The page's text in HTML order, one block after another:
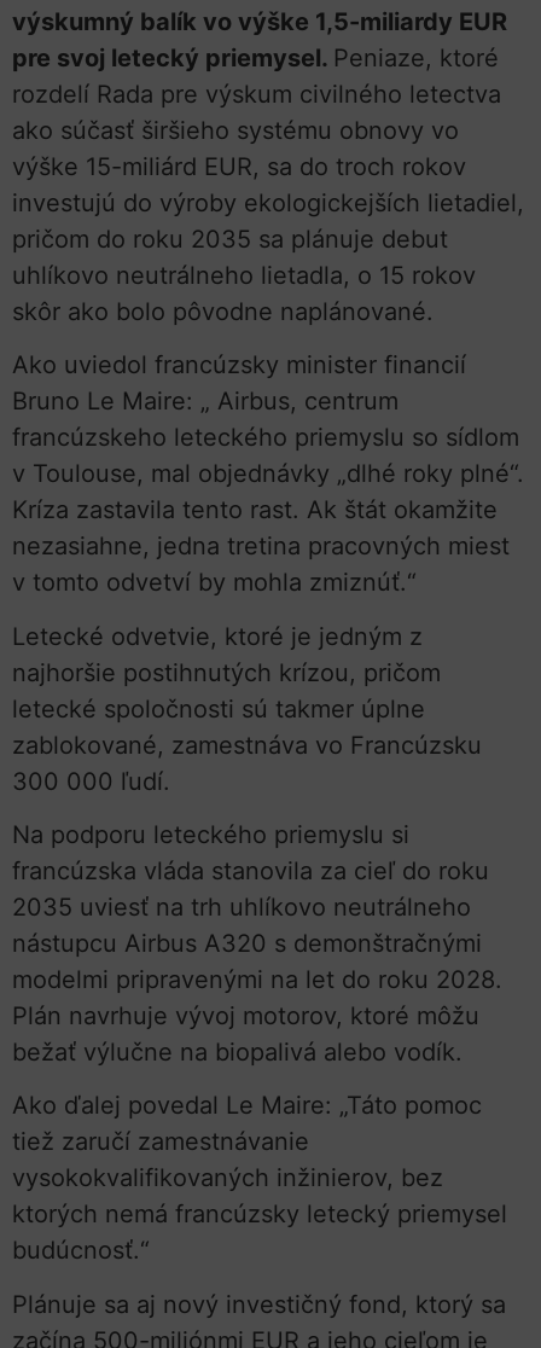
výskumný balík vo výške 1,5-miliardy EUR
pre svoj letecký priemysel. Peniaze, ktoré
rozdelí Rada pre výskum civilného letectva
ako súčasť širšieho systému obnovy vo
výške 15-miliárd EUR, sa do troch rokov
investujú do výroby ekologickejších lietadiel,
pričom do roku 2035 sa plánuje debut
uhlíkovo neutrálneho lietadla, o 15 rokov
skôr ako bolo pôvodne naplánované.
Ako uviedol francúzsky minister financií
Bruno Le Maire: „ Airbus, centrum
francúzskeho leteckého priemyslu so sídlom
v Toulouse, mal objednávky „dlhé roky plné“.
Kríza zastavila tento rast. Ak štát okamžite
nezasiahne, jedna tretina pracovných miest
v tomto odvetví by mohla zmiznúť.“
Letecké odvetvie, ktoré je jedným z
najhoršie postihnutých krízou, pričom
letecké spoločnosti sú takmer úplne
zablokované, zamestnáva vo Francúzsku
300 000 ľudí.
Na podporu leteckého priemyslu si
francúzska vláda stanovila za cieľ do roku
2035 uviesť na trh uhlíkovo neutrálneho
nástupcu Airbus A320 s demonštračnými
modelmi pripravenými na let do roku 2028.
Plán navrhuje vývoj motorov, ktoré môžu
bežať výlučne na biopalivá alebo vodík.
Ako ďalej povedal Le Maire: „Táto pomoc
tiež zaručí zamestnávanie
vysokokvalifikovaných inžinierov, bez
ktorých nemá francúzsky letecký priemysel
budúcnosť.“
Plánuje sa aj nový investičný fond, ktorý sa
začína 500-miliónmi EUR a jeho cieľom je